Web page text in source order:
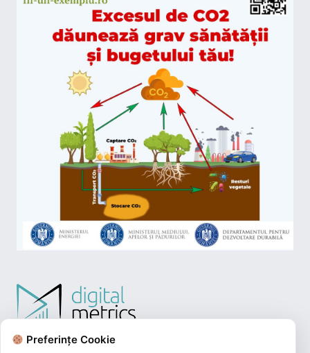
Preferințe Cookie